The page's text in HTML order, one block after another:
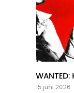
15 juni 2026